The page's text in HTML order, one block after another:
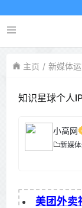
主页 新媒体
知识星球个人
小高网
新媒
美团外